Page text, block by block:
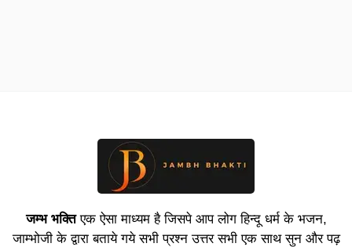
जम्भ भक्तिएक ऐसा माध्यम है जिसपे आप लोग हिन्दू धर्म के भजन,
जाम्भोजी के द्वारा बताये गये सभी प्रश्न उत्तर सभी एक साथ सुन और पढ़